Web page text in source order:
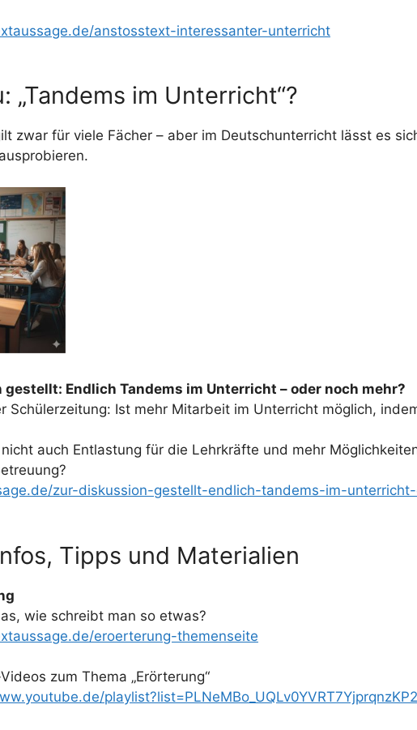
anstosstext-interessanter-unterricht
„Tandems im Unterricht“?
zwar für viele Fächer – aber im Deutschunterricht lässt es
gestellt: Endlich Tandems im Unterricht – oder noch mehr?
Schülerzeitung: Ist mehr Mitarbeit im Unterricht möglich,
auch Entlastung für die Lehrkräfte und mehr
zur-diskussion-gestellt-endlich-tandems-im-
Tipps und Materialien
wie schreibt man so etwas?
eroerterung-themenseite
zum Thema „Erörterung“